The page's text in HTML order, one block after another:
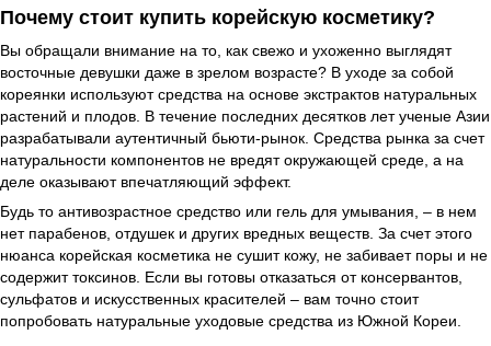
Почему стоит купить корейскую косметику?
Вы обращали внимание на то, как свежо и ухоженно выглядят
восточные девушки даже в зрелом возрасте? В уходе за собой
кореянки используют средства на основе экстрактов натуральных
растений и плодов. В течение последних десятков лет ученые Азии
разрабатывали аутентичный бьюти-рынок. Средства рынка за счет
натуральности компонентов не вредят окружающей среде, а на
деле оказывают впечатляющий эффект.
Будь то антивозрастное средство или гель для умывания, – в нем
нет парабенов, отдушек и других вредных веществ. За счет этого
нюанса корейская косметика не сушит кожу, не забивает поры и не
содержит токсинов. Если вы готовы отказаться от консервантов,
сульфатов и искусственных красителей – вам точно стоит
попробовать натуральные уходовые средства из Южной Кореи.